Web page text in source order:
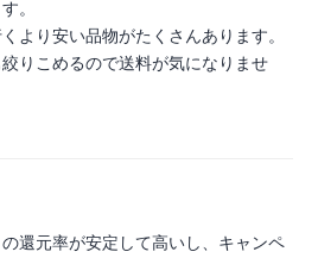
。
より安い品物がたくさんあります。
りこめるので送料が気になりませ
還元率が安定して高いし、キャンペ